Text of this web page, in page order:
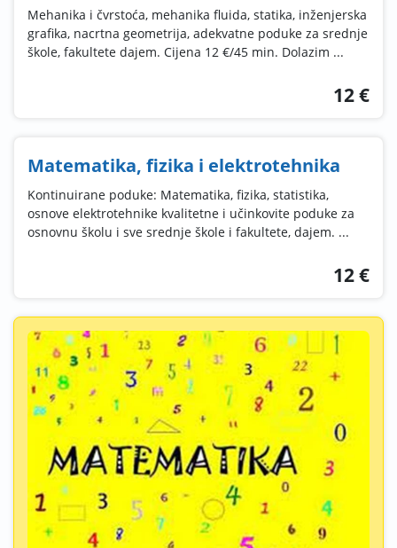
Mehanika i čvrstoća, mehanika fluida, statika, inženjerska
grafika, nacrtna geometrija, adekvatne poduke za srednje
škole, fakultete dajem. Cijena 12 €/45 min. Dolazim ...
12 €
Matematika, fizika i elektrotehnika
Kontinuirane poduke: Matematika, fizika, statistika,
osnove elektrotehnike kvalitetne i učinkovite poduke za
osnovnu školu i sve srednje škole i fakultete, dajem. ...
12 €